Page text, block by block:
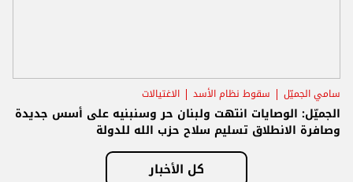
سامي الجميّل سقوط نظام الأسد الاغتيالات
الجميّل: الوصايات انتهت ولبنان حر وسنبنيه على أسس جديدة
وصافرة الانطلاق تسليم سلاح حزب الله للدولة
كل الأخبار